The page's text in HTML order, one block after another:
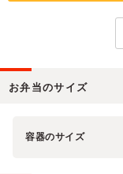
お弁当のサイズ
容器のサイズ